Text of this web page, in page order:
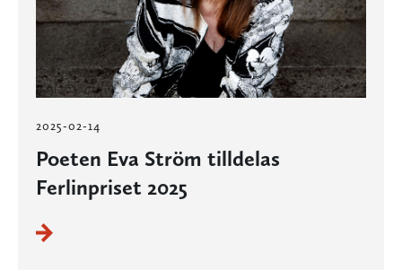
2025-02-14
Poeten Eva Ström tilldelas
Ferlinpriset 2025